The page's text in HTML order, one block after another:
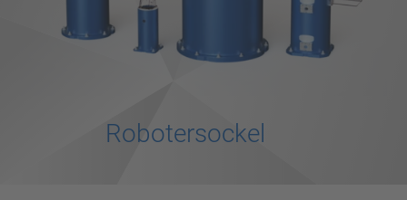
Robotersockel